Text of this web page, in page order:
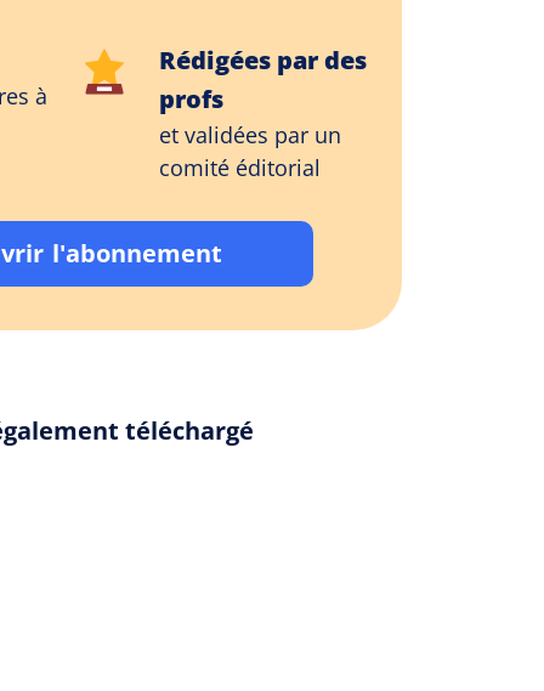
à
Rédigées par des
profs
et validées par un
comité éditorial
l'abonnement
téléchargé